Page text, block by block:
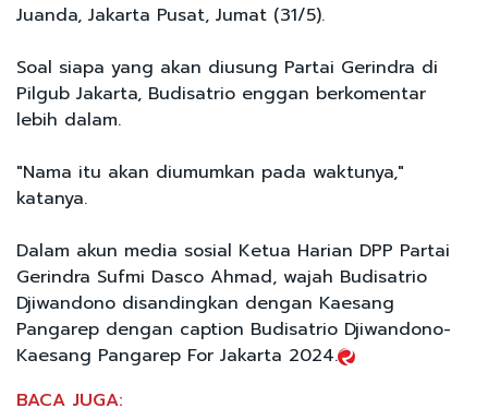
Juanda, Jakarta Pusat, Jumat (31/5).
Soal siapa yang akan diusung Partai Gerindra di
Pilgub Jakarta, Budisatrio enggan berkomentar
lebih dalam.
"Nama itu akan diumumkan pada waktunya,"
katanya.
Dalam akun media sosial Ketua Harian DPP Partai
Gerindra Sufmi Dasco Ahmad, wajah Budisatrio
Djiwandono disandingkan dengan Kaesang
Pangarep dengan caption Budisatrio Djiwandono-
Kaesang Pangarep For Jakarta 2024.
BACA JUGA: